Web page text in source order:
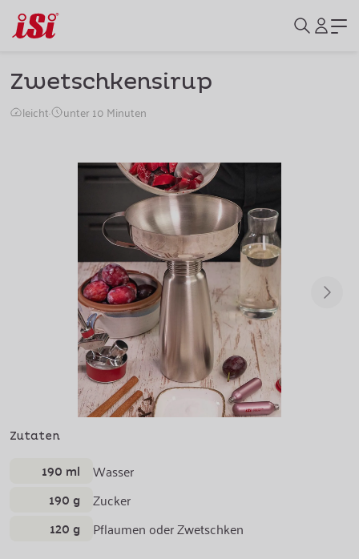
Zwetschkensirup
leicht· unter 10 Minuten
Zutaten
190 ml Wasser
190 g Zucker
120 g Pflaumen oder Zwetschken